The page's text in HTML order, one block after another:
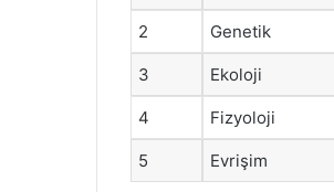
2 Genetik
3 Ekoloji
4 Fizyoloji
5 Evrişim